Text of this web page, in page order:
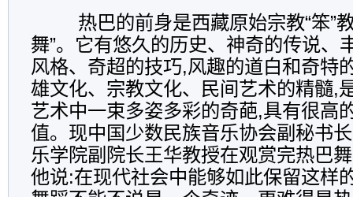
热巴的前身是西藏原始宗教“笨”教
舞”。它有悠久的历史、神奇的传说、
风格、奇超的技巧,风趣的道白和奇特
雄文化、宗教文化、民间艺术的精髓,
艺术中一束多姿多彩的奇葩,具有很高
值。现中国少数民族音乐协会副秘书
乐学院副院长王华教授在观赏完热巴
他说:在现代社会中能够如此保留这样